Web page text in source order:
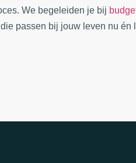
We begeleiden je bij
passen bij jouw leven nu én